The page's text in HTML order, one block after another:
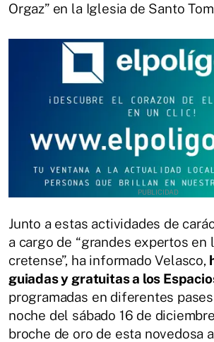
Orgaz” en la Iglesia de Santo
Junto a estas actividades de
a cargo de “grandes expertos en
cretense”, ha informado Velasco,
guiadas y gratuitas a los
programadas en diferentes
noche del sábado 16 de
broche de oro de esta novedosa